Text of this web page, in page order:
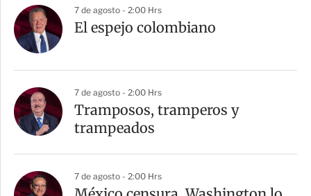
7 de agosto - 2:00 Hrs
El espejo colombiano
7 de agosto - 2:00 Hrs
Tramposos, tramperos y
trampeados
7 de agosto - 2:00 Hrs